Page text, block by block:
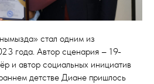
стал одним из
года. Автор сценария – 19-
и автор социальных инициатив
детстве Диане пришлось